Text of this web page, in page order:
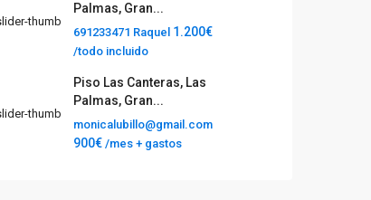
Palmas, Gran...
691233471 Raquel 1.200€
/todo incluido
Piso Las Canteras, Las
Palmas, Gran...
monicalubillo@gmail.com
900€ /mes + gastos